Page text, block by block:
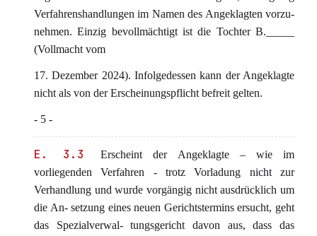
Verfahrenshandlungen im Namen des Angeklagten vorzu-
nehmen. Einzig bevollmächtigt ist die Tochter B._____
(Vollmacht vom
17. Dezember 2024). Infolgedessen kann der Angeklagte
nicht als von der Erscheinungspflicht befreit gelten.
- 5 -
E. 3.3
Erscheint der Angeklagte – wie im
vorliegenden Verfahren - trotz Vorladung nicht zur
Verhandlung und wurde vorgängig nicht ausdrücklich um
die An- setzung eines neuen Gerichtstermins ersucht, geht
das Spezialverwal- tungsgericht davon aus, dass das